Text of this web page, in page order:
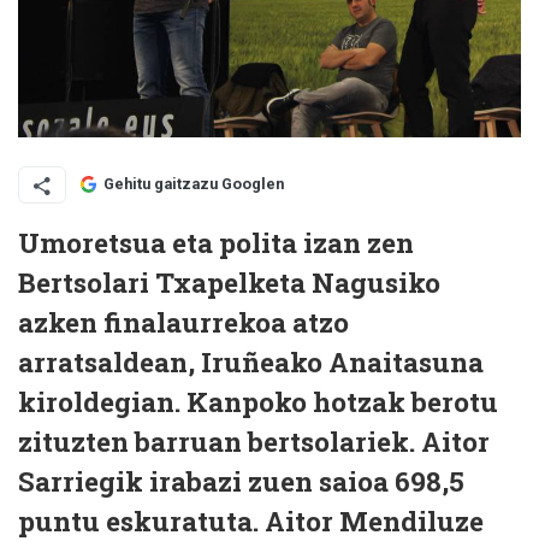
Gehitu gaitzazu Googlen
Umoretsua eta polita izan zen
Bertsolari Txapelketa Nagusiko
azken finalaurrekoa atzo
arratsaldean, Iruñeako Anaitasuna
kiroldegian. Kanpoko hotzak berotu
zituzten barruan bertsolariek. Aitor
Sarriegik irabazi zuen saioa 698,5
puntu eskuratuta. Aitor Mendiluze